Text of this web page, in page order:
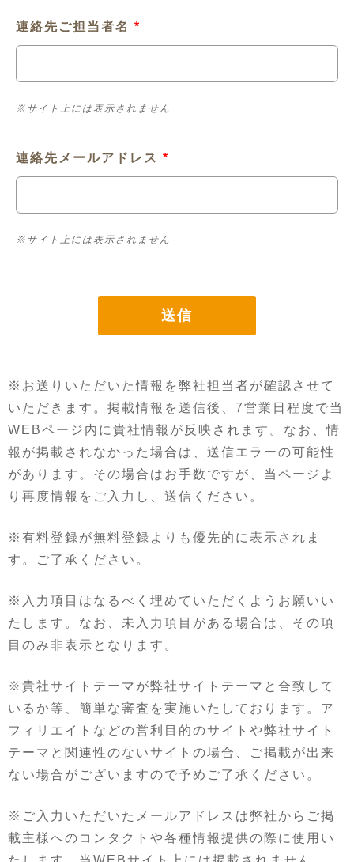
連絡先ご担当者名 *
※サイト上には表示されません
連絡先メールアドレス *
※サイト上には表示されません
※お送りいただいた情報を弊社担当者が確認させて
いただきます。掲載情報を送信後、7営業日程度で当
WEBページ内に貴社情報が反映されます。なお、情
報が掲載されなかった場合は、送信エラーの可能性
があります。その場合はお手数ですが、当ページよ
り再度情報をご入力し、送信ください。
※有料登録が無料登録よりも優先的に表示されま
す。ご了承ください。
※入力項目はなるべく埋めていただくようお願いい
たします。なお、未入力項目がある場合は、その項
目のみ非表示となります。
※貴社サイトテーマが弊社サイトテーマと合致して
いるか等、簡単な審査を実施いたしております。ア
フィリエイトなどの営利目的のサイトや弊社サイト
テーマと関連性のないサイトの場合、ご掲載が出来
ない場合がございますので予めご了承ください。
※ご入力いただいたメールアドレスは弊社からご掲
載主様へのコンタクトや各種情報提供の際に使用い